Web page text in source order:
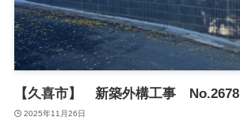
【久喜市】 新築外構工事 No.2678
2025年11月26日